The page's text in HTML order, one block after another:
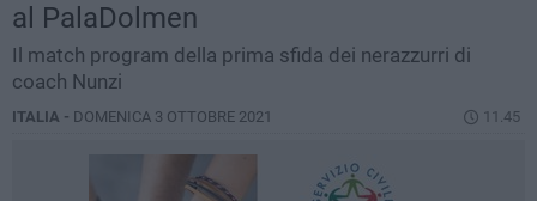
al PalaDolmen
Il match program della prima sfida dei nerazzurri di
coach Nunzi
ITALIA - DOMENICA 3 OTTOBRE 2021 11.45